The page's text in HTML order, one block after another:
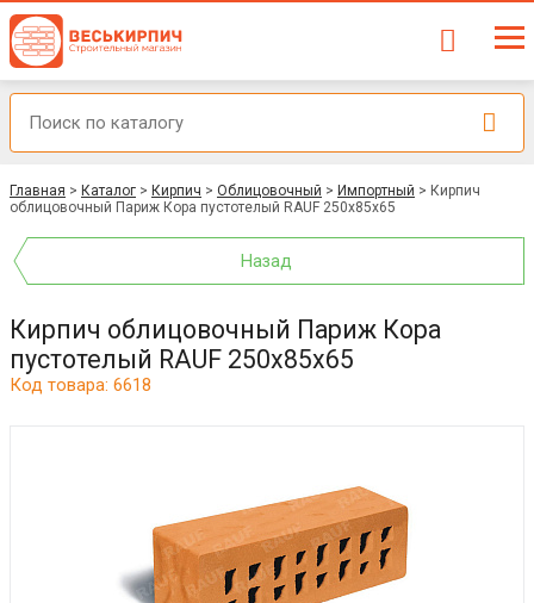
Главная > Каталог > Кирпич > Облицовочный > Импортный > Кирпич
облицовочный Париж Кора пустотелый RAUF 250x85x65
Назад
Кирпич облицовочный Париж Кора
пустотелый RAUF 250x85x65
Код товара: 6618